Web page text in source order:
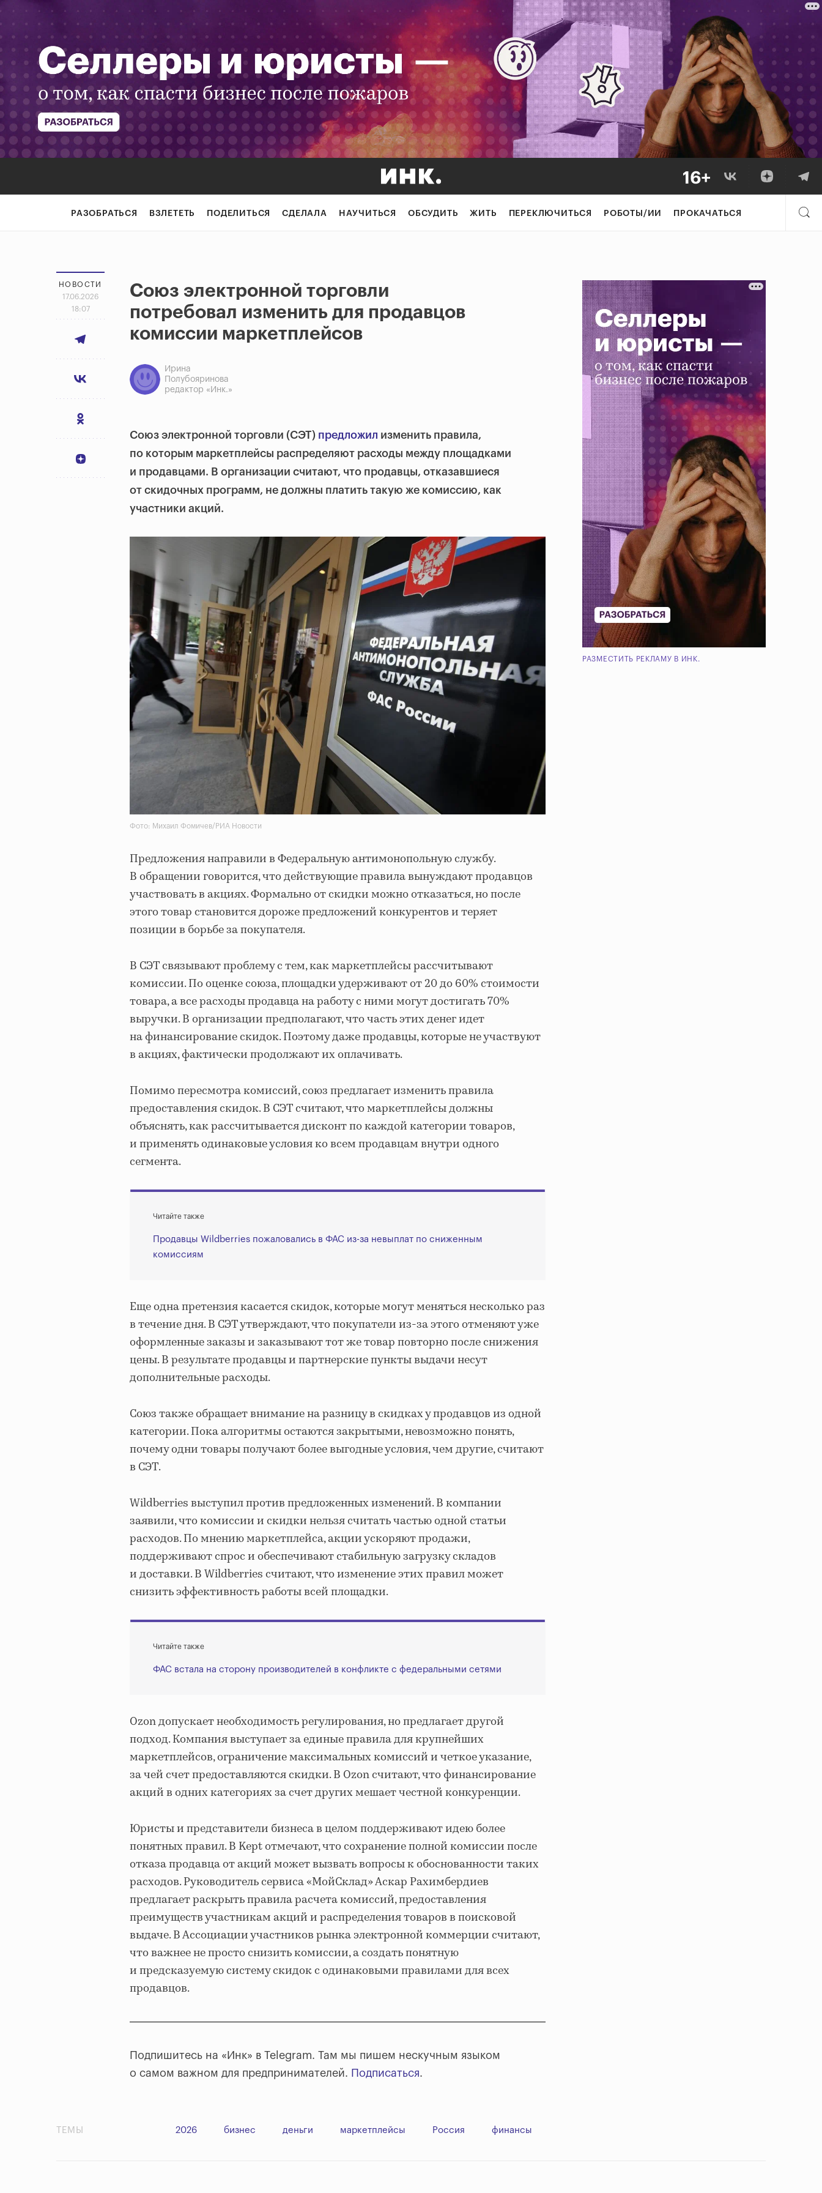
РАЗОБРАТЬСЯ ВЗЛЕТЕТЬ ПОДЕЛИТЬСЯ СДЕЛАЛА НАУЧИТЬСЯ ОБСУДИТЬ ЖИТЬ ПЕРЕКЛЮЧИТЬСЯ РОБОТЫ/ИИ ПРОКАЧАТЬСЯ
НОВОСТИ
17.06.2026
18:07
Союз электронной торговли
потребовал изменить для продавцов
комиссии маркетплейсов
Ирина
Полубояринова
редактор «Инк.»
Союз электронной торговли (СЭТ) предложил изменить правила,
по которым маркетплейсы распределяют расходы между площадками
и продавцами. В организации считают, что продавцы, отказавшиеся
от скидочных программ, не должны платить такую же комиссию, как
участники акций.
Фото: Михаил Фомичев/РИА Новости
Предложения направили в Федеральную антимонопольную службу.
В обращении говорится, что действующие правила вынуждают продавцов
участвовать в акциях. Формально от скидки можно отказаться, но после
этого товар становится дороже предложений конкурентов и теряет
позиции в борьбе за покупателя.
В СЭТ связывают проблему с тем, как маркетплейсы рассчитывают
комиссии. По оценке союза, площадки удерживают от 20 до 60% стоимости
товара, а все расходы продавца на работу с ними могут достигать 70%
выручки. В организации предполагают, что часть этих денег идет
на финансирование скидок. Поэтому даже продавцы, которые не участвуют
в акциях, фактически продолжают их оплачивать.
Помимо пересмотра комиссий, союз предлагает изменить правила
предоставления скидок. В СЭТ считают, что маркетплейсы должны
объяснять, как рассчитывается дисконт по каждой категории товаров,
и применять одинаковые условия ко всем продавцам внутри одного
сегмента.
Читайте также
Продавцы Wildberries пожаловались в ФАС из-за невыплат по сниженным
комиссиям
Еще одна претензия касается скидок, которые могут меняться несколько раз
в течение дня. В СЭТ утверждают, что покупатели из-за этого отменяют уже
оформленные заказы и заказывают тот же товар повторно после снижения
цены. В результате продавцы и партнерские пункты выдачи несут
дополнительные расходы.
Союз также обращает внимание на разницу в скидках у продавцов из одной
категории. Пока алгоритмы остаются закрытыми, невозможно понять,
почему одни товары получают более выгодные условия, чем другие, считают
в СЭТ.
Wildberries выступил против предложенных изменений. В компании
заявили, что комиссии и скидки нельзя считать частью одной статьи
расходов. По мнению маркетплейса, акции ускоряют продажи,
поддерживают спрос и обеспечивают стабильную загрузку складов
и доставки. В Wildberries считают, что изменение этих правил может
снизить эффективность работы всей площадки.
Читайте также
ФАС встала на сторону производителей в конфликте с федеральными сетями
Ozon допускает необходимость регулирования, но предлагает другой
подход. Компания выступает за единые правила для крупнейших
маркетплейсов, ограничение максимальных комиссий и четкое указание,
за чей счет предоставляются скидки. В Ozon считают, что финансирование
акций в одних категориях за счет других мешает честной конкуренции.
Юристы и представители бизнеса в целом поддерживают идею более
понятных правил. В Kept отмечают, что сохранение полной комиссии после
отказа продавца от акций может вызвать вопросы к обоснованности таких
расходов. Руководитель сервиса «МойСклад» Аскар Рахимбердиев
предлагает раскрыть правила расчета комиссий, предоставления
преимуществ участникам акций и распределения товаров в поисковой
выдаче. В Ассоциации участников рынка электронной коммерции считают,
что важнее не просто снизить комиссии, а создать понятную
и предсказуемую систему скидок с одинаковыми правилами для всех
продавцов.
Подпишитесь на «Инк» в Telegram. Там мы пишем нескучным языком
о самом важном для предпринимателей. Подписаться.
РАЗМЕСТИТЬ РЕКЛАМУ В ИНК.
ТЕМЫ 2026 бизнес деньги маркетплейсы Россия финансы